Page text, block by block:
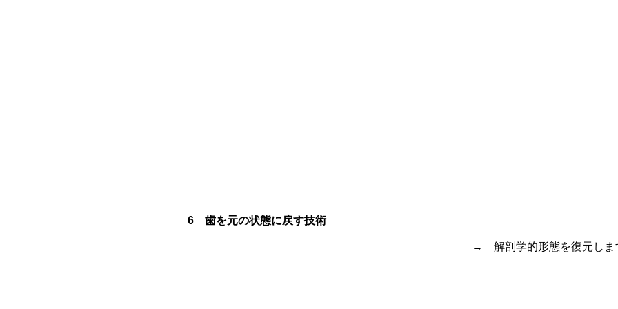
6 歯を元の状態に戻す技術
→ 解剖学的形態を復元しま